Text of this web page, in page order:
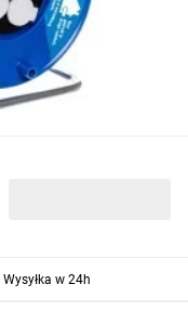
Wysyłka w 24h